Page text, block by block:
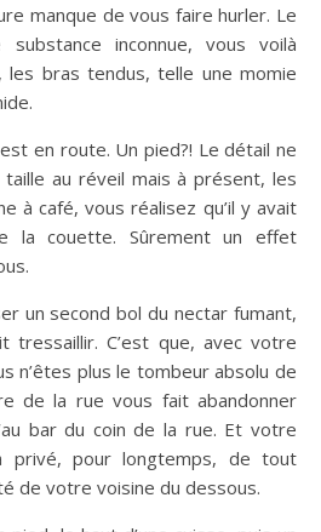
manque de vous faire hurler. Le
substance inconnue, vous voilà
les bras tendus, telle une momie
en route. Un pied?! Le détail ne
au réveil mais à présent, les
à café, vous réalisez qu’il y avait
la couette. Sûrement un effet
un second bol du nectar fumant,
tressaillir. C’est que, avec votre
n’êtes plus le tombeur absolu de
de la rue vous fait abandonner
bar du coin de la rue. Et votre
privé, pour longtemps, de tout
de votre voisine du dessous.